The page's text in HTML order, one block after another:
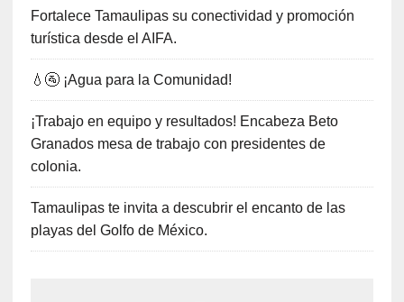
Fortalece Tamaulipas su conectividad y promoción
turística desde el AIFA.
💧🚰 ¡Agua para la Comunidad!
¡Trabajo en equipo y resultados! Encabeza Beto
Granados mesa de trabajo con presidentes de
colonia.
Tamaulipas te invita a descubrir el encanto de las
playas del Golfo de México.